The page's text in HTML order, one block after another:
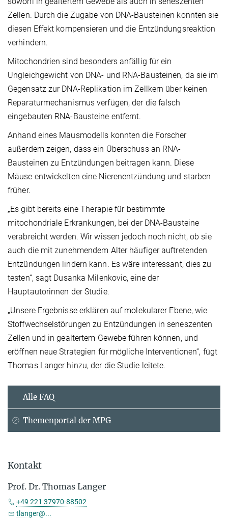
Zellen. Durch die Zugabe von DNA-Bausteinen konnten sie
diesen Effekt kompensieren und die Entzündungsreaktion
verhindern.
Mitochondrien sind besonders anfällig für ein
Ungleichgewicht von DNA- und RNA-Bausteinen, da sie im
Gegensatz zur DNA-Replikation im Zellkern über keinen
Reparaturmechanismus verfügen, der die falsch
eingebauten RNA-Bausteine entfernt.
Anhand eines Mausmodells konnten die Forscher
außerdem zeigen, dass ein Überschuss an RNA-
Bausteinen zu Entzündungen beitragen kann. Diese
Mäuse entwickelten eine Nierenentzündung und starben
früher.
„Es gibt bereits eine Therapie für bestimmte
mitochondriale Erkrankungen, bei der DNA-Bausteine
verabreicht werden. Wir wissen jedoch noch nicht, ob sie
auch die mit zunehmendem Alter häufiger auftretenden
Entzündungen lindern kann. Es wäre interessant, dies zu
testen“, sagt Dusanka Milenkovic, eine der
Hauptautorinnen der Studie.
„Unsere Ergebnisse erklären auf molekularer Ebene, wie
Stoffwechselstörungen zu Entzündungen in seneszenten
Zellen und in gealtertem Gewebe führen können, und
eröffnen neue Strategien für mögliche Interventionen“, fügt
Thomas Langer hinzu, der die Studie leitete.
Alle FAQ
Themenportal der MPG
Kontakt
Prof. Dr. Thomas Langer
+49 221 37970-88502
tlanger@...